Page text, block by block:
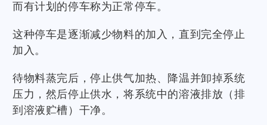
而有计划的停车称为正常停车。
这种停车是逐渐减少物料的加入，直到完全停止
加入。
待物料蒸完后，停止供气加热、降温并卸掉系统
压力，然后停止供水，将系统中的溶液排放（排
到溶液贮槽）干净。